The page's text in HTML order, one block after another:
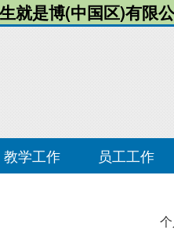
就是博(中国区)有限
教学工作 员工工作